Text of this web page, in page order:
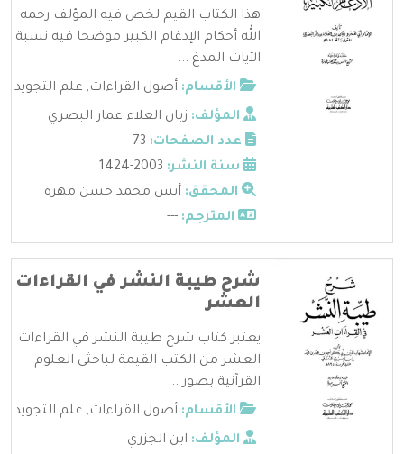
هذا الكتاب القيم لخص فيه المؤلف رحمه
الله أحكام الإدغام الكبير موضحا فيه نسبة
الآيات المدغ ...
الأقسام: أصول القراءات, علم التجويد
المؤلف: زبان العلاء عمار البصري
عدد الصفحات:
سنة النشر:
المحقق: أنس محمد حسن مهرة
المترجم: ---
شرح طيبة النشر في القراءات
العشر
يعتبر كتاب شرح طيبة النشر في القراءات
العشر من الكتب القيمة لباحثي العلوم
القرآنية بصور ...
الأقسام: أصول القراءات, علم التجويد
المؤلف: ابن الجزري